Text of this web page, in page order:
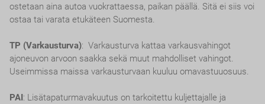
ostetaan aina autoa vuokrattaessa, paikan päällä. Sitä ei siis voi
ostaa tai varata etukäteen Suomesta.
TP (Varkausturva): Varkausturva kattaa varkausvahingot
ajoneuvon arvoon saakka sekä muut mahdolliset vahingot.
Useimmissa maissa varkausturvaan kuuluu omavastuuosuus.
PAI: Lisätapaturmavakuutus on tarkoitettu kuljettajalle ja